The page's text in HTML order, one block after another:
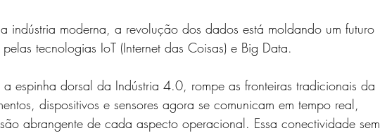
indústria moderna, a revolução dos dados está moldando um futuro
tecnologias IoT (Internet das Coisas) e Big Data.
espinha dorsal da Indústria 4.0, rompe as fronteiras tradicionais da
dispositivos e sensores agora se comunicam em tempo real,
abrangente de cada aspecto operacional. Essa conectividade sem